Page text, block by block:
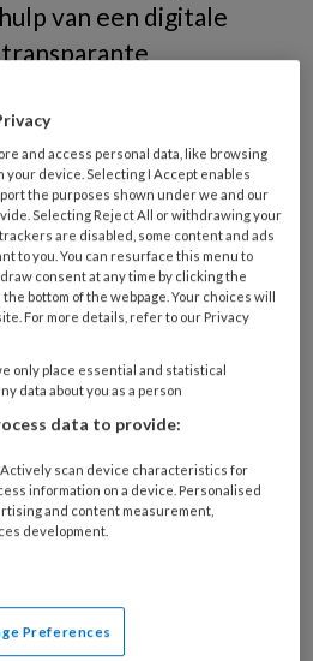
van een digitale
en redelijk
tot een herstel van
PREMIUM
artikel lezen?
mogelijkheden
Log dan in
and access personal data, like browsing
device. Selecting I Accept enables
the purposes shown under we and our
Selecting Reject All or withdrawing your
are disabled, some content and ads
to you. You can resurface this menu to
consent at any time by clicking the
bottom of the webpage. Your choices will
For more details, refer to our Privacy
only place essential and statistical
data about you as a person
data to provide:
scan device characteristics for
information on a device. Personalised
and content measurement,
development.
Preferences